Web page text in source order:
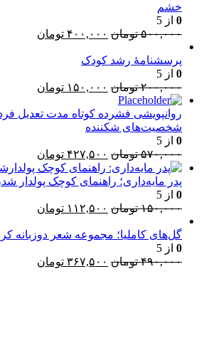
خشم
0 از 5
۵۰۰,۰۰۰ تومان قیمت
۴۰۰,۰۰۰ تومان
پرسشنامۀ رشد کودک
0 از 5
۲۰۰,۰۰۰ تومان قیمت
۲۰۰,۰۰۰ تومان
بود.
۱۵۰,۰۰۰ تومان
۱۵۰,۰۰۰
روانپویشی فشرده کوتاه مدت تعدیل
شخصیت‌های شکننده
0 از 5
۵۷۰,۰۰۰ تومان قیمت
اصلی:
۵۷۰,۰۰۰ تومان
۴۲۷,۵۰۰ تومان
فعلی:
۴۲۷,۵۰۰
پدر مایه‌داری؛ راهنمای کوچک پولدار
0 از 5
۱۵۰,۰۰۰ تومان قیمت
۱۵۰,۰۰۰ تومان
۱۱۲,۵۰۰ تومان
۱۱۲,۵۰۰
گل‌های کاملیا؛ مجموعه شعر دوزبانه
0 از 5
۴۹۰,۰۰۰ تومان قیمت
۳۶۷,۵۰۰ تومان